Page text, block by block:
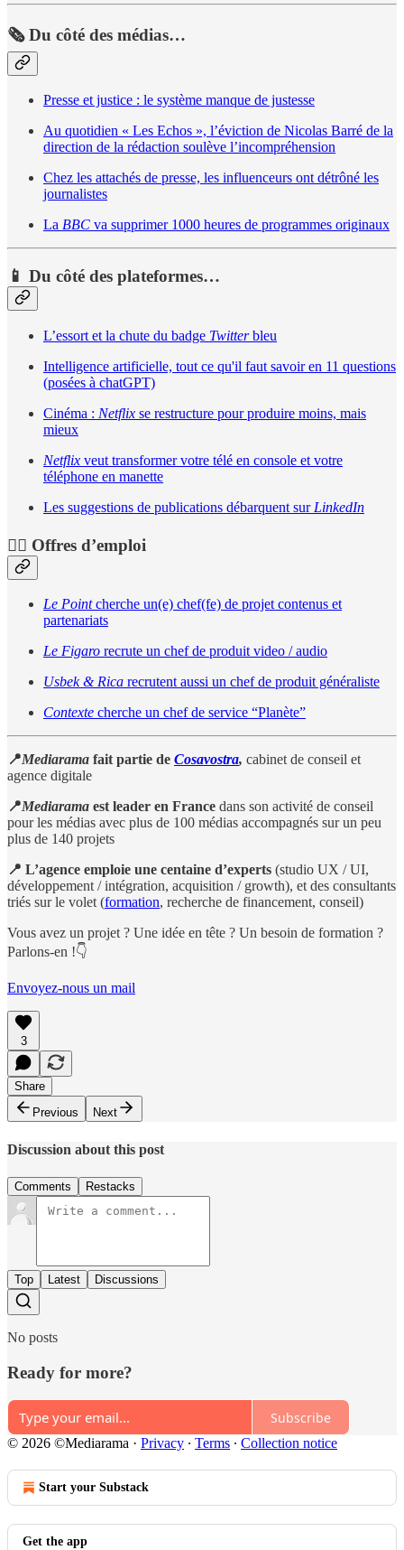
🗞️ Du côté des médias…
Presse et justice : le système manque de justesse
Au quotidien « Les Echos », l’éviction de Nicolas Barré de la
direction de la rédaction soulève l’incompréhension
Chez les attachés de presse, les influenceurs ont détrôné les
journalistes
La BBC va supprimer 1000 heures de programmes originaux
📱 Du côté des plateformes…
L’essort et la chute du badge Twitterbleu
Intelligence artificielle, tout ce qu'il faut savoir en 11 questions
(posées à chatGPT)
Cinéma : Netflix se restructure pour produire moins, mais
mieux
Netflix veut transformer votre télé en console et votre
téléphone en manette
Les suggestions de publications débarquent sur LinkedIn
🕵️‍♀️ Offres d’emploi
Le Pointcherche un(e) chef(fe) de projet contenus et
partenariats
Le Figaro recrute un chef de produit video / audio
Usbek & Rica recrutent aussi un chef de produit généraliste
Contexte cherche un chef de service “Planète”
📍Mediarama fait partie de Cosavostra, cabinet de conseil et
agence digitale
📍Mediarama est leader en France dans son activité de conseil
pour les médias avec plus de 100 médias accompagnés sur un peu
plus de 140 projets
📍 L’agence emploie une centaine d’experts (studio UX / UI,
développement / intégration, acquisition / growth), et des consultants
triés sur le volet (formation, recherche de financement, conseil)
Vous avez un projet ? Une idée en tête ? Un besoin de formation ?
Parlons-en !👇
Envoyez-nous un mail
3
Share
Previous
Next
Discussion about this post
Comments Restacks
Top Latest Discussions
No posts
Ready for more?
Subscribe
© 2026 ©Mediarama · Privacy ∙ Terms ∙ Collection notice
Start your Substack
Get the app